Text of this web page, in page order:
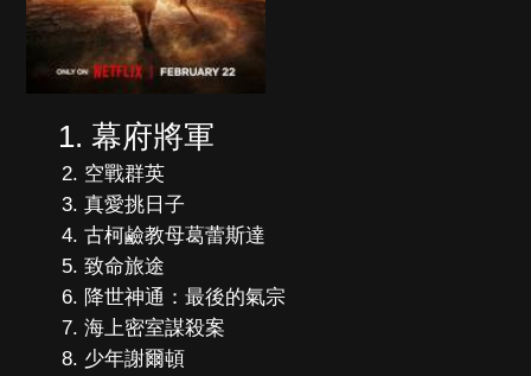
幕府將軍
空戰群英
真愛挑日子
古柯鹼教母葛蕾斯達
致命旅途
降世神通：最後的氣宗
海上密室謀殺案
少年謝爾頓